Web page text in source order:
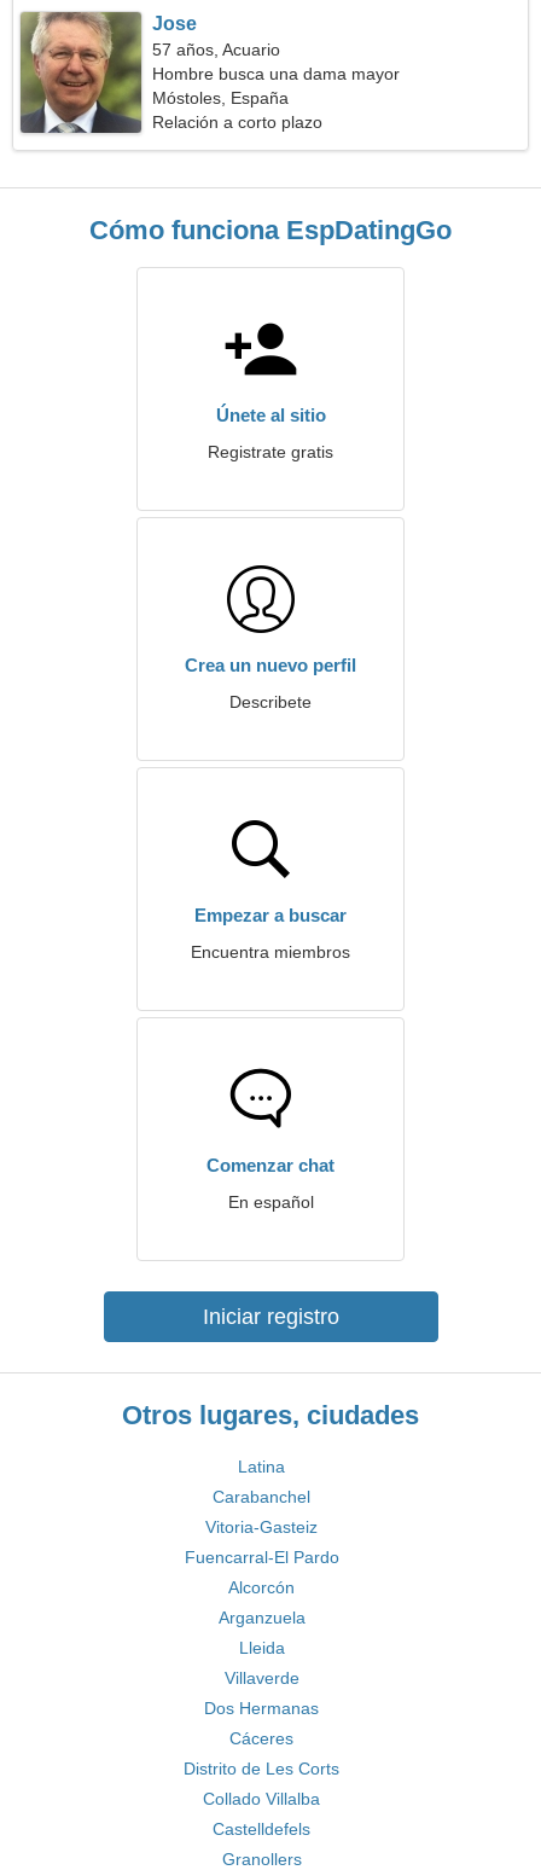
Jose
57 años, Acuario
Hombre busca una dama mayor
Móstoles, España
Relación a corto plazo
Cómo funciona EspDatingGo
Únete al sitio
Registrate gratis
Crea un nuevo perfil
Describete
Empezar a buscar
Encuentra miembros
Comenzar chat
En español
Iniciar registro
Otros lugares, ciudades
Latina
Carabanchel
Vitoria-Gasteiz
Fuencarral-El Pardo
Alcorcón
Arganzuela
Lleida
Villaverde
Dos Hermanas
Cáceres
Distrito de Les Corts
Collado Villalba
Castelldefels
Granollers